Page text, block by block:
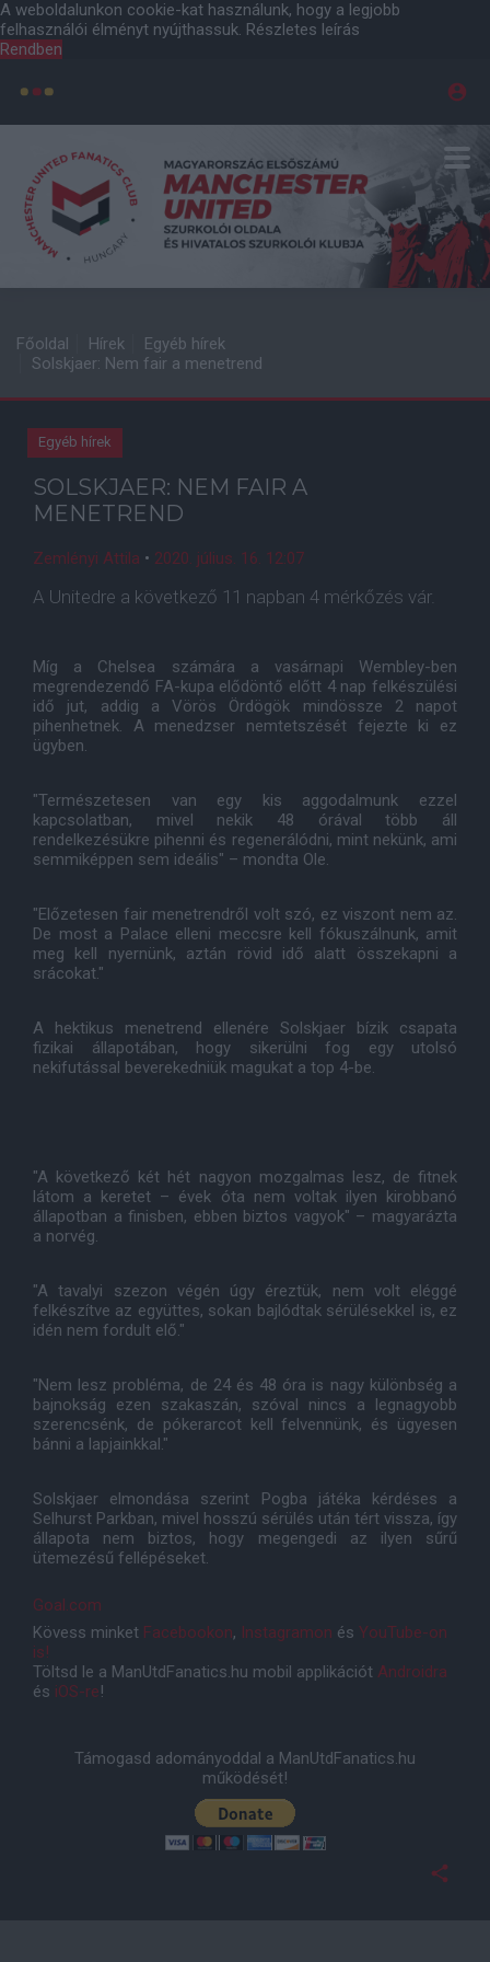
A weboldalunkon cookie-kat használunk, hogy a legjobb
felhasználói élményt nyújthassuk. Részletes leírás
Rendben
Főoldal Hírek
Egyéb hírek
Solskjaer: Nem fair a menetrend
Egyéb hírek
SOLSKJAER: NEM FAIR A
MENETREND
Zemlényi Attila • 2020. július. 16. 12:07
A Unitedre a következő 11 napban 4 mérkőzés vár.
Míg a Chelsea számára a vasárnapi Wembley-ben
megrendezendő FA-kupa elődöntő előtt 4 nap felkészülési
idő jut, addig a Vörös Ördögök mindössze 2 napot
pihenhetnek. A menedzser nemtetszését fejezte ki ez
ügyben.
"Természetesen van egy kis aggodalmunk ezzel
kapcsolatban, mivel nekik 48 órával több áll
rendelkezésükre pihenni és regenerálódni, mint nekünk, ami
semmiképpen sem ideális" – mondta Ole.
"Előzetesen fair menetrendről volt szó, ez viszont nem az.
De most a Palace elleni meccsre kell fókuszálnunk, amit
meg kell nyernünk, aztán rövid idő alatt összekapni a
srácokat."
A hektikus menetrend ellenére Solskjaer bízik csapata
fizikai állapotában, hogy sikerülni fog egy utolsó
nekifutással beverekedniük magukat a top 4-be.
"A következő két hét nagyon mozgalmas lesz, de fitnek
látom a keretet – évek óta nem voltak ilyen kirobbanó
állapotban a finisben, ebben biztos vagyok" – magyarázta
a norvég.
"A tavalyi szezon végén úgy éreztük, nem volt eléggé
felkészítve az együttes, sokan bajlódtak sérülésekkel is, ez
idén nem fordult elő."
"Nem lesz probléma, de 24 és 48 óra is nagy különbség a
bajnokság ezen szakaszán, szóval nincs a legnagyobb
szerencsénk, de pókerarcot kell felvennünk, és ügyesen
bánni a lapjainkkal."
Solskjaer elmondása szerint Pogba játéka kérdéses a
Selhurst Parkban, mivel hosszú sérülés után tért vissza, így
állapota nem biztos, hogy megengedi az ilyen sűrű
ütemezésű fellépéseket.
Goal.com
Kövess minket Facebookon, Instagramon és YouTube-on
is!
Töltsd le a ManUtdFanatics.hu mobil applikációt Androidra
és iOS-re!
Támogasd adományoddal a ManUtdFanatics.hu
működését!